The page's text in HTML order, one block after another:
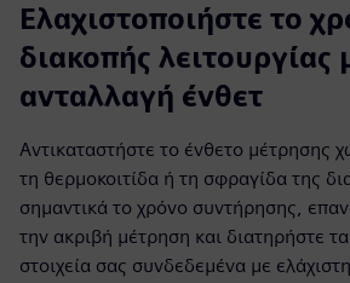
Ελαχιστοποιήστε το
διακοπής λειτουργίας
ανταλλαγή ένθετ
Αντικαταστήστε το ένθετο μέτρησης
τη θερμοκοιτίδα ή τη σφραγίδα της
σημαντικά το χρόνο συντήρησης,
την ακριβή μέτρηση και διατηρήστε
στοιχεία σας συνδεδεμένα με